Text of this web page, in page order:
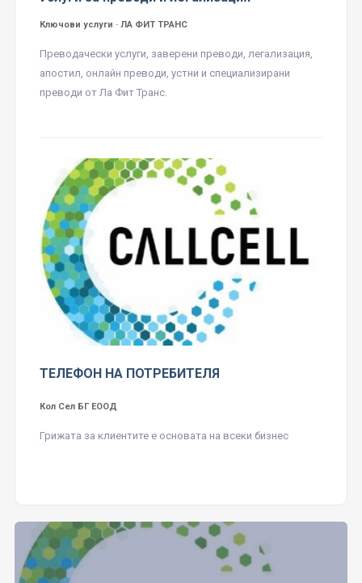
Ключови услуги · ЛА ФИТ ТРАНС
Преводачески услуги, заверени преводи, легализация,
апостил, онлайн преводи, устни и специализирани
преводи от Ла Фит Транс.
ТЕЛЕФОН НА ПОТРЕБИТЕЛЯ
Кол Сел БГ ЕООД
Грижата за клиентите е основата на всеки бизнес